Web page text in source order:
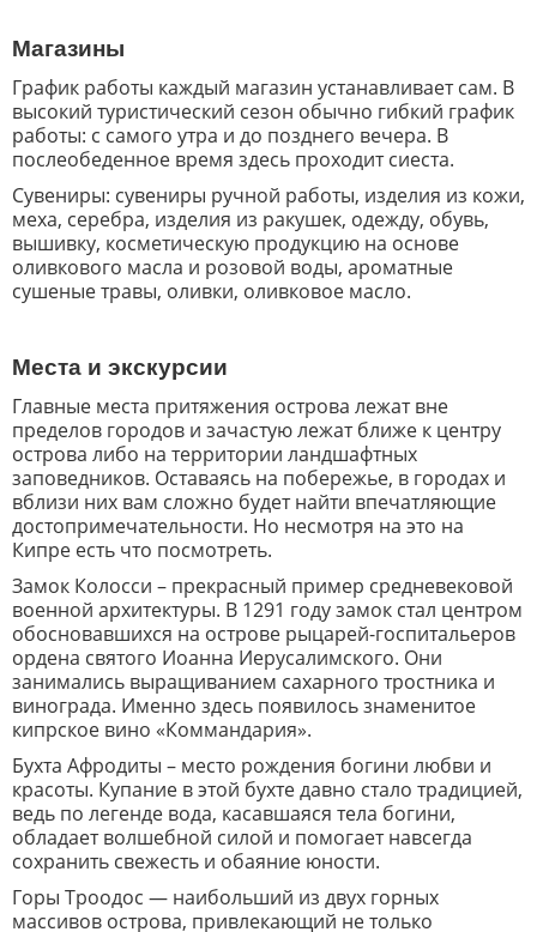
Магазины
График работы каждый магазин устанавливает сам. В
высокий туристический сезон обычно гибкий график
работы: с самого утра и до позднего вечера. В
послеобеденное время здесь проходит сиеста.
Сувениры: сувениры ручной работы, изделия из кожи,
меха, серебра, изделия из ракушек, одежду, обувь,
вышивку, косметическую продукцию на основе
оливкового масла и розовой воды, ароматные
сушеные травы, оливки, оливковое масло.
Места и экскурсии
Главные места притяжения острова лежат вне
пределов городов и зачастую лежат ближе к центру
острова либо на территории ландшафтных
заповедников. Оставаясь на побережье, в городах и
вблизи них вам сложно будет найти впечатляющие
достопримечательности. Но несмотря на это на
Кипре есть что посмотреть.
Замок Колосси – прекрасный пример средневековой
военной архитектуры. В 1291 году замок стал центром
обосновавшихся на острове рыцарей-госпитальеров
ордена святого Иоанна Иерусалимского. Они
занимались выращиванием сахарного тростника и
винограда. Именно здесь появилось знаменитое
кипрское вино «Коммандария».
Бухта Афродиты – место рождения богини любви и
красоты. Купание в этой бухте давно стало традицией,
ведь по легенде вода, касавшаяся тела богини,
обладает волшебной силой и помогает навсегда
сохранить свежесть и обаяние юности.
Горы Троодос — наибольший из двух горных
массивов острова, привлекающий не только